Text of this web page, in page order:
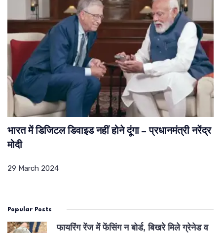
भारत में डिजिटल डिवाइड नहीं होने दूंगा – प्रधानमंत्री नरेंद्र
मोदी
29 March 2024
Popular Posts
फायरिंग रेंज में फेंसिंग न बोर्ड, बिखरे मिले ग्रेनेड व